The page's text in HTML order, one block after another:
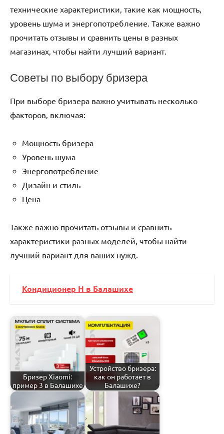
технические характеристики‚ такие как мощность‚
уровень шума и энергопотребление. Также важно
прочитать отзывы и сравнить цены в разных
магазинах‚ чтобы найти лучший вариант.
Советы по выбору бризера
При выборе бризера важно учитывать несколько
факторов‚ включая:
Мощность бризера
Уровень шума
Энергопотребление
Дизайн и стиль
Цена
Также важно прочитать отзывы и сравнить
характеристики разных моделей‚ чтобы найти
лучший вариант для ваших нужд.
Кондиционер Н в Балашихе
Бризер Xiaomi:
пример 3 в Балашихе
Устройство бризера:
как он работает в
Балашихе?